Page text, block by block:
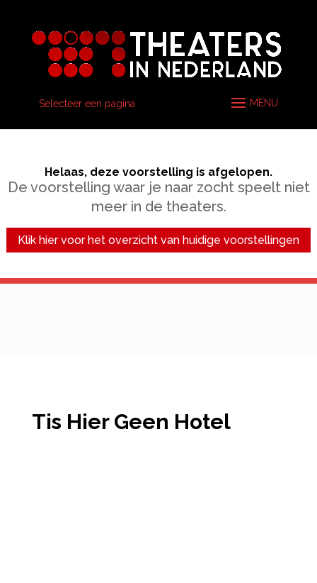
Selecteer een pagina
Helaas, deze voorstelling is afgelopen.
De voorstelling waar je naar zocht speelt niet
meer in de theaters.
Klik hier voor het overzicht van huidige voorstellingen
Tis Hier Geen Hotel